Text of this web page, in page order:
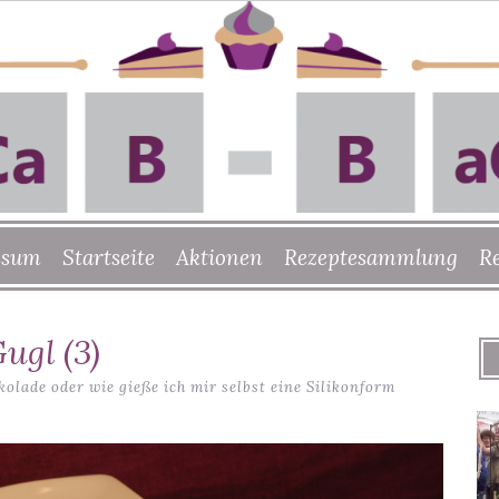
Startseite Aktionen Rezeptesammlung
(3)
oder wie gieße ich mir selbst eine Silikonform